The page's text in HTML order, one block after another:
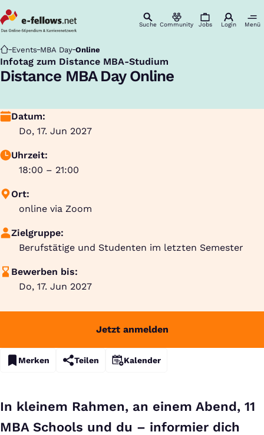
Suche Community Jobs Login Menü
Startseite
Events MBA Day Online
Infotag zum Distance MBA-Studium
:
Distance MBA Day Online
Datum:
Do, 17. Jun 2027
Uhrzeit:
18:00 – 21:00
Ort:
online via Zoom
Zielgruppe:
Berufstätige und Studenten im letzten Semester
Bewerben bis:
Do, 17. Jun 2027
Jetzt anmelden
Merken Teilen Kalender
In kleinem Rahmen, an einem Abend, 11
MBA Schools und du – informier dich